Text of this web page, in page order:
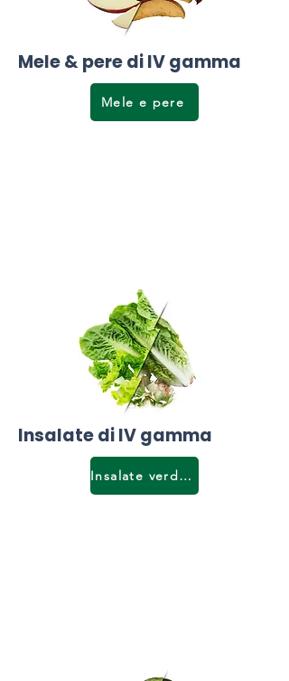
Mele & pere di IV gamma
Mele e pere
Insalate di IV gamma
Insalate verdi e lattuga